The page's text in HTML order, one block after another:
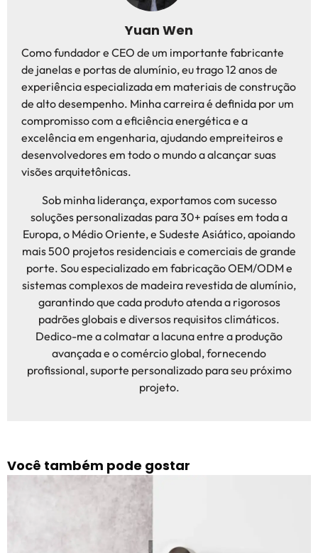
Yuan Wen
Como fundador e CEO de um importante fabricante
de janelas e portas de alumínio, eu trago 12 anos de
experiência especializada em materiais de construção
de alto desempenho. Minha carreira é definida por um
compromisso com a eficiência energética e a
excelência em engenharia, ajudando empreiteiros e
desenvolvedores em todo o mundo a alcançar suas
visões arquitetônicas.
Sob minha liderança, exportamos com sucesso
soluções personalizadas para 30+ países em toda a
Europa, o Médio Oriente, e Sudeste Asiático, apoiando
mais 500 projetos residenciais e comerciais de grande
porte. Sou especializado em fabricação OEM/ODM e
sistemas complexos de madeira revestida de alumínio,
garantindo que cada produto atenda a rigorosos
padrões globais e diversos requisitos climáticos.
Dedico-me a colmatar a lacuna entre a produção
avançada e o comércio global, fornecendo
profissional, suporte personalizado para seu próximo
projeto.
Você também pode gostar